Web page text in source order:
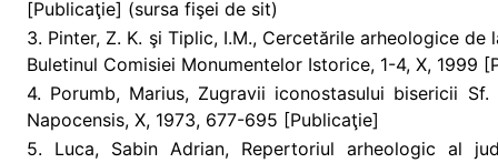
[Publicaţie] (sursa fişei de sit)
3. Pinter, Z. K. şi Tiplic, I.M., Cercetările arheologice
Buletinul Comisiei Monumentelor Istorice, 1-4, X, 1999
4. Porumb, Marius, Zugravii iconostasului bisericii
Napocensis, X, 1973, 677-695 [Publicaţie]
5. Luca, Sabin Adrian, Repertoriul arheologic al